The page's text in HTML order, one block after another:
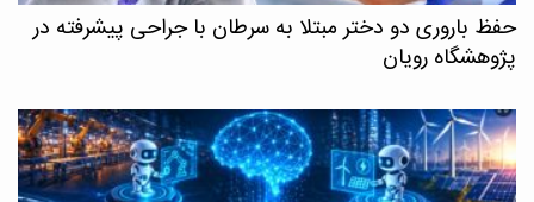
حفظ باروری دو دختر مبتلا به سرطان با جراحی پیشرفته در
پژوهشگاه رویان